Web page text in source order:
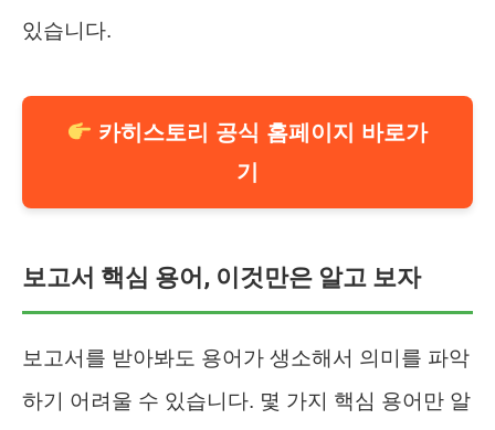
있습니다.
카히스토리 공식 홈페이지 바로가
기
보고서 핵심 용어, 이것만은 알고 보자
보고서를 받아봐도 용어가 생소해서 의미를 파악
하기 어려울 수 있습니다. 몇 가지 핵심 용어만 알